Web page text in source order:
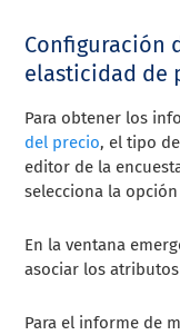
Configuración
elasticidad de
Para obtener los
del precio, el tipo
editor de la
selecciona la opción
En la ventana
asociar los atributos
Para el informe de